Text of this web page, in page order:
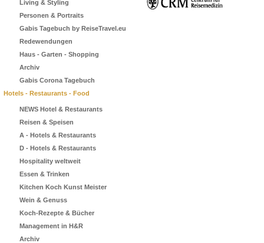
Living & Styling
Personen & Portraits
Gabis Tagebuch by ReiseTravel.eu
Redewendungen
Haus - Garten - Shopping
Archiv
Gabis Corona Tagebuch
Hotels - Restaurants - Food
NEWS Hotel & Restaurants
Reisen & Speisen
A - Hotels & Restaurants
D - Hotels & Restaurants
Hospitality weltweit
Essen & Trinken
Kitchen Koch Kunst Meister
Wein & Genuss
Koch-Rezepte & Bücher
Management in H&R
Archiv